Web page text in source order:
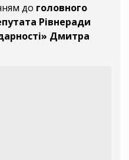
до головного
Рівнеради
Дмитра